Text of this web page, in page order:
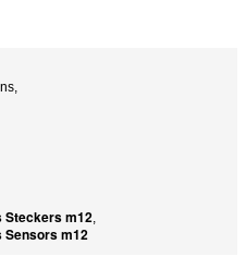
Steckers m12,
Sensors m12